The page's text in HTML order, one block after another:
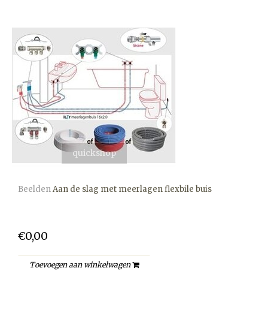
quickshop
BeeldenAan de slag met meerlagen flexbile buis
€0,00
Toevoegen aan winkelwagen